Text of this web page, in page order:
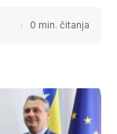
0 min. čitanja